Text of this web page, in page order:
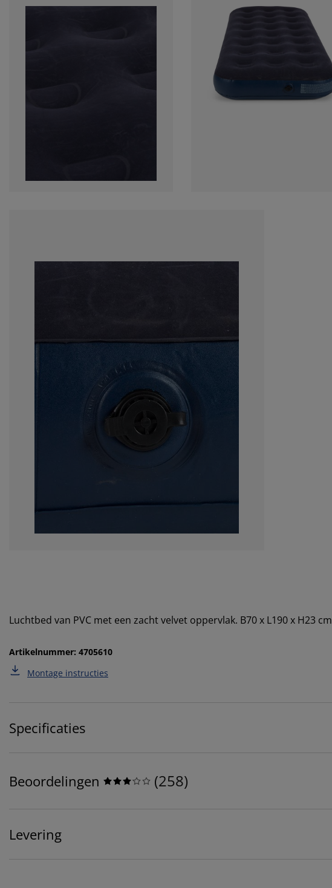
Luchtbed van PVC met een zacht velvet oppervlak. B70 x L190 x H23 cm
Artikelnummer: 4705610
Montage instructies
Specificaties
Beoordelingen (258)
Levering